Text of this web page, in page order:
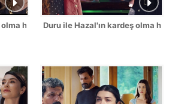
hikayesi! (Part 2)
Duru ile Hazal'ın kardeş olma